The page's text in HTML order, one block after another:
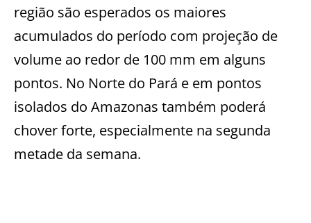
região são esperados os maiores
acumulados do período com projeção de
volume ao redor de 100 mm em alguns
pontos. No Norte do Pará e em pontos
isolados do Amazonas também poderá
chover forte, especialmente na segunda
metade da semana.